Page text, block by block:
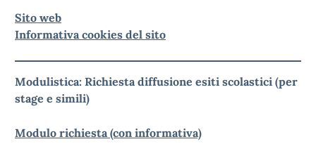
Sito web
Informativa cookies del sito
Modulistica: Richiesta diffusione esiti scolastici (per
stage e simili)
Modulo richiesta (con informativa)